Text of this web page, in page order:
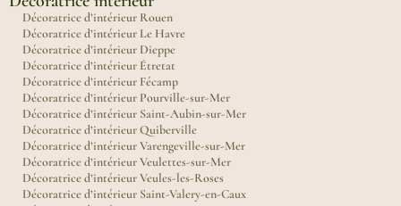
Décoratrice d’intérieur Rouen
Décoratrice d’intérieur Le Havre
Décoratrice d’intérieur Dieppe
Décoratrice d’intérieur Étretat
Décoratrice d’intérieur Fécamp
Décoratrice d’intérieur Pourville-sur-Mer
Décoratrice d’intérieur Saint-Aubin-sur-Mer
Décoratrice d’intérieur Quiberville
Décoratrice d’intérieur Varengeville-sur-Mer
Décoratrice d’intérieur Veulettes-sur-Mer
Décoratrice d’intérieur Veules-les-Roses
Décoratrice d’intérieur Saint-Valery-en-Caux